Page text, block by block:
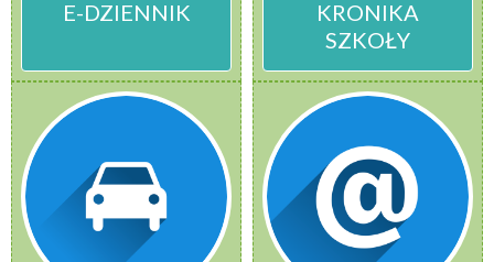
E-DZIENNIK
KRONIKA
SZKOŁY